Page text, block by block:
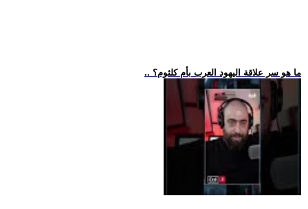
.. ما هو سر علاقة اليهود العرب بأم كلثوم؟